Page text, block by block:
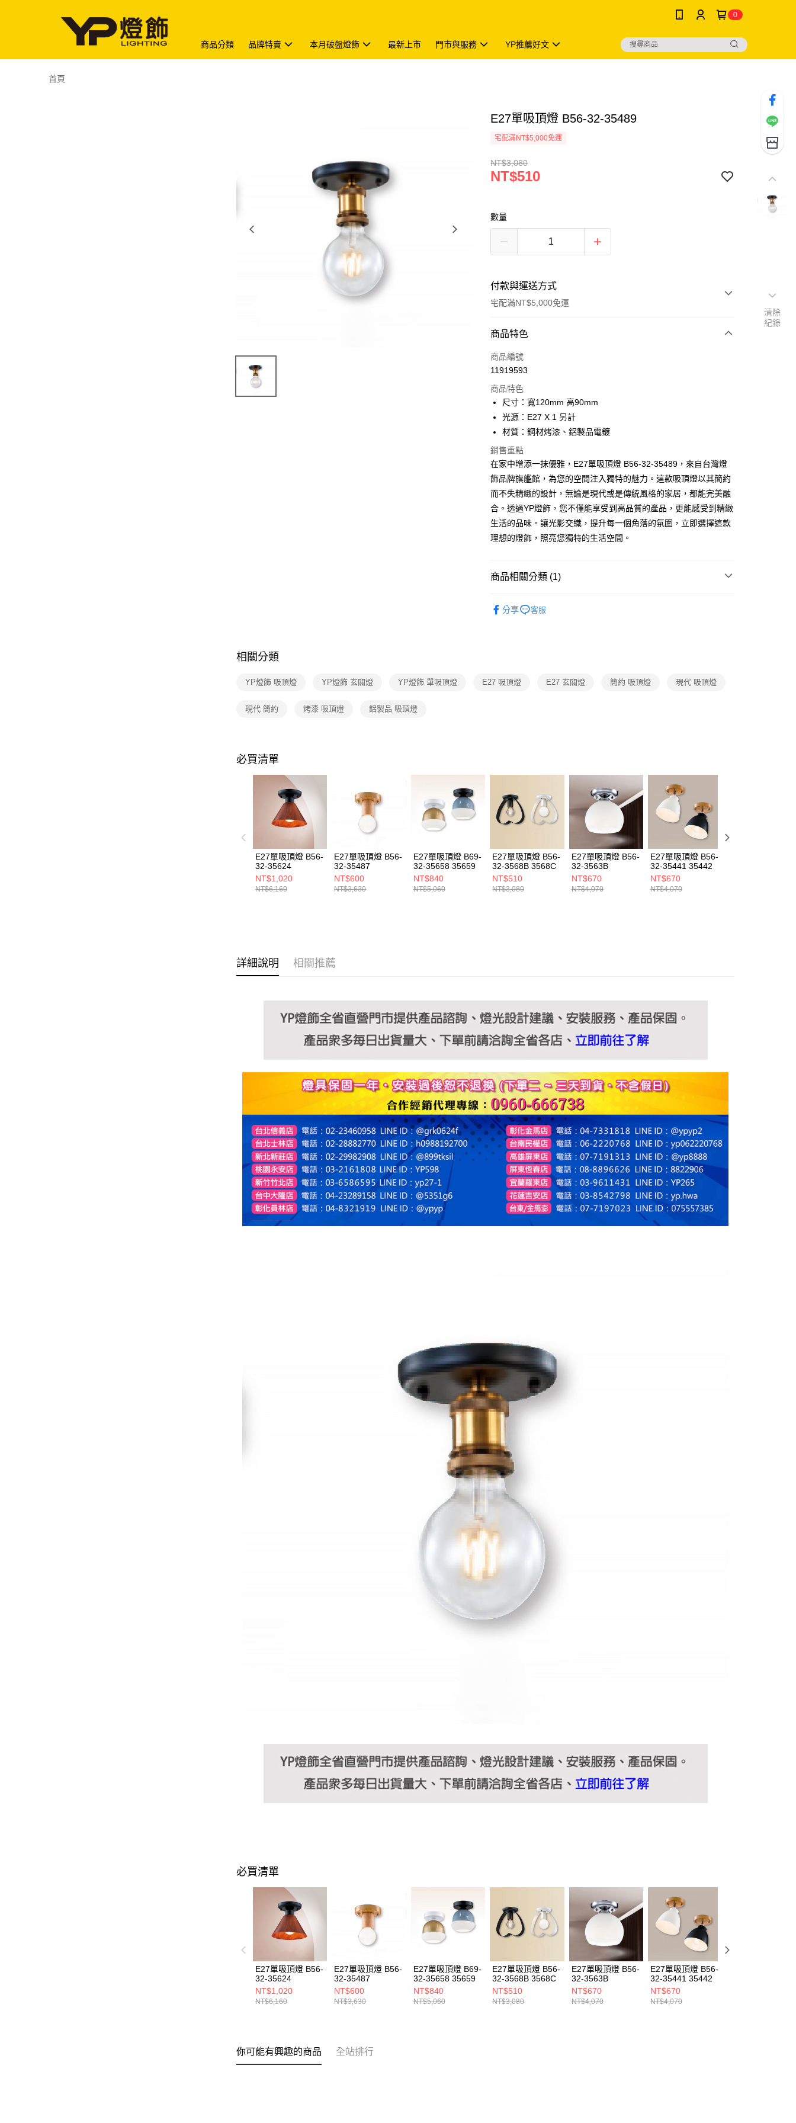
0
商品分類 品牌特賣 本月破盤燈飾 最新上市 門市與服務 YP推薦好文
首頁
E27單吸頂燈 B56-32-35489
宅配滿NT$5,000免運
NT$3,080
NT$510
數量
付款與運送方式
宅配滿NT$5,000免運
付款方式
信用卡一次付款
Apple Pay
街口支付
Google Pay
AFTEE先享後付
相關說明
【關於「AFTEE先享後付」】
AFTEE先享後付是「在收到商品之後才付款」的支付方式。 讓您購物簡單
２．便利：只要手機號碼，簡訊認證，即可結帳。
【「AFTEE先享後付」結帳流程】
絡購買商品的店家。未經商家同意取消之訂單仍視為有效，需透過AFTEE
２．關於個人資料處理事宜，請瀏覽以下網址：
https://aftee.tw/terms/#terms3
３．未成年的使用者請事先徵得法定代理人或監護人之同意方可使用
「AFTEE先享後付」，若未經同意申辦者引起之損失，本公司不負相關責
４．使用「AFTEE先享後付」時，將依據個別帳號之用戶狀況，依本公司
即時審查核予不同之上限額度；若仍有額度不足之情形，本公司將視審查
結果請求用戶進行身份認證。
５．嚴禁一人註冊多個帳號或使用他人資訊註冊。若發現惡意使用之情
形，恩沛科技股份有限公司將有權停止該用戶之使用額度並採取法律行
ATM付款
運送方式
新竹貨運宅配
商品特色
商品編號
11919593
商品特色
尺寸：寬120mm 高90mm
光源：E27 X 1 另計
材質：鋼材烤漆、鋁製品電鍍
銷售重點
在家中增添一抹優雅，E27單吸頂燈 B56-32-35489，來自台灣燈
飾品牌旗艦館，為您的空間注入獨特的魅力。這款吸頂燈以其簡約
而不失精緻的設計，無論是現代或是傳統風格的家居，都能完美融
合。透過YP燈飾，您不僅能享受到高品質的產品，更能感受到精緻
生活的品味。讓光影交織，提升每一個角落的氛圍，立即選擇這款
理想的燈飾，照亮您獨特的生活空間。
商品相關分類 (1)
分享
客服
相關分類
YP燈飾 吸頂燈 YP燈飾 玄關燈 YP燈飾 單吸頂燈 E27 吸頂燈 E27 玄關燈 簡約 吸頂燈 現代 吸頂燈
現代 簡約 烤漆 吸頂燈 鋁製品 吸頂燈
必買清單
E27單吸頂燈 B56-
32-35624
NT$1,020
NT$6,160
E27單吸頂燈 B56-
32-35487
NT$600
NT$3,630
E27單吸頂燈 B69-
32-35658 35659
NT$840
NT$5,060
E27單吸頂燈 B56-
32-3568B 3568C
NT$510
NT$3,080
E27單吸頂燈 B56-
32-3563B
NT$670
NT$4,070
E27單吸頂燈 B56-
32-35441 35442
NT$670
NT$4,070
詳細說明 相關推薦
必買清單
E27單吸頂燈 B56-
32-35624
NT$1,020
NT$6,160
E27單吸頂燈 B56-
32-35487
NT$600
NT$3,630
E27單吸頂燈 B69-
32-35658 35659
NT$840
NT$5,060
E27單吸頂燈 B56-
32-3568B 3568C
NT$510
NT$3,080
E27單吸頂燈 B56-
32-3563B
NT$670
NT$4,070
E27單吸頂燈 B56-
32-35441 35442
NT$670
NT$4,070
你可能有興趣的商品 全站排行
清除
紀錄